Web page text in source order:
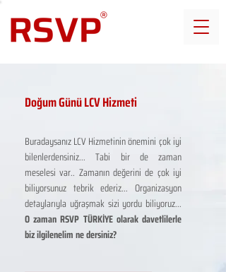
Doğum Günü LCV Hizmeti
Buradaysanız LCV Hizmetinin önemini çok iyi
bilenlerdensiniz... Tabi bir de zaman
meselesi var.. Zamanın değerini de çok iyi
biliyorsunuz tebrik ederiz... Organizasyon
detaylarıyla uğraşmak sizi yordu biliyoruz...
O zaman RSVP TÜRKİYE olarak davetlilerle
biz ilgilenelim ne dersiniz?